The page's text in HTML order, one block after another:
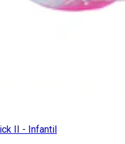
II - Infantil